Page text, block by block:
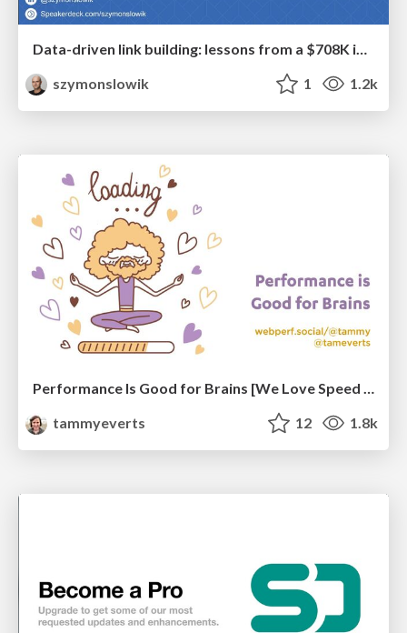
Data-driven link building: lessons from a $708K investment (BrightonSEO talk)
szymonslowik
1 1.2k
tammyeverts
12 1.8k